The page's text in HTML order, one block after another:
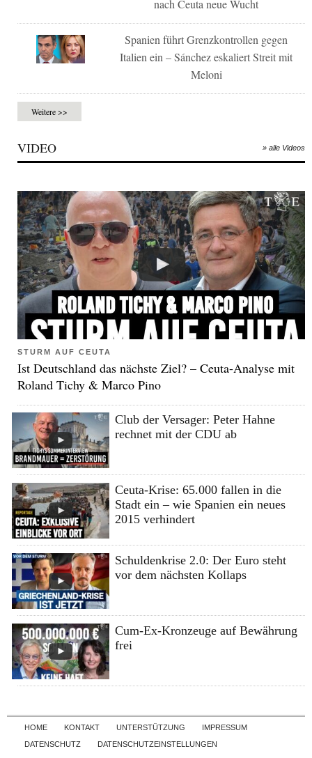
nach Ceuta neue Wucht
Spanien führt Grenzkontrollen gegen
Italien ein – Sánchez eskaliert Streit mit
Meloni
Weitere >>
VIDEO » alle Videos
STURM AUF CEUTA
Ist Deutschland das nächste Ziel? – Ceuta-Analyse mit
Roland Tichy & Marco Pino
Club der Versager: Peter Hahne
rechnet mit der CDU ab
Ceuta-Krise: 65.000 fallen in die
Stadt ein – wie Spanien ein neues
2015 verhindert
Schuldenkrise 2.0: Der Euro steht
vor dem nächsten Kollaps
Cum-Ex-Kronzeuge auf Bewährung
frei
Skip to content
HOME KONTAKT UNTERSTÜTZUNG
IMPRESSUM
DATENSCHUTZ
DATENSCHUTZEINSTELLUNGEN